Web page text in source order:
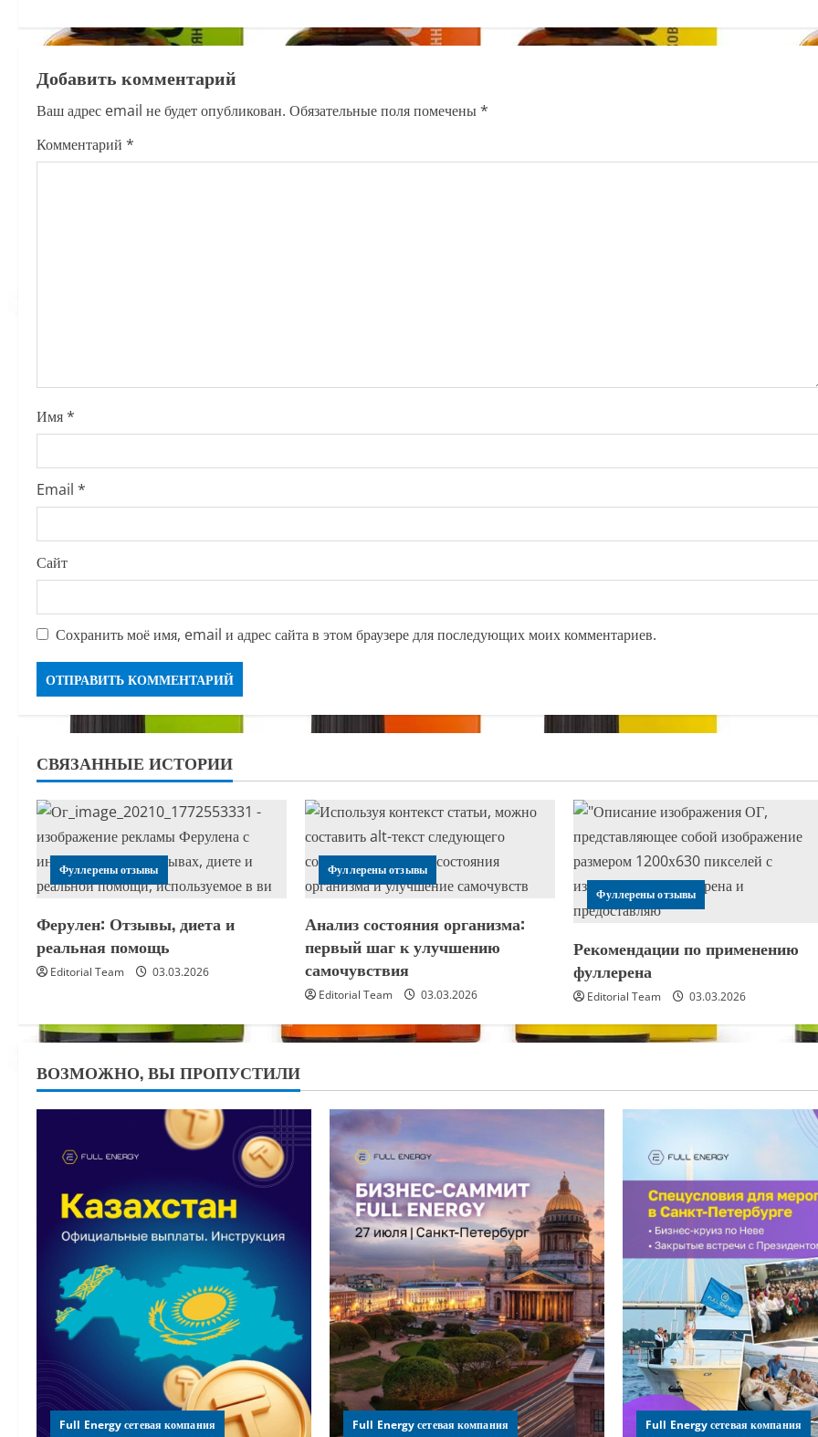
t
n
a
v
o
n
Добавить комментарий
Ваш адрес email не будет опубликован. Обязательные поля помечены*
Комментарий *
Имя*
Email *
Сайт
Сохранить моё имя, email и адрес сайта в этом браузере для последующих моих комментариев.
СВЯЗАННЫЕ ИСТОРИИ
Фуллерены отзывы
Ферулен: Отзывы, диета и
реальная помощь
Editorial Team 03.03.2026
Фуллерены отзывы
Анализ состояния организма:
первый шаг к улучшению
самочувствия
Editorial Team 03.03.2026
Фуллерены отзывы
Рекомендации по применению
фуллерена
Editorial Team 03.03.2026
ВОЗМОЖНО, ВЫ ПРОПУСТИЛИ
Full Energy сетевая компания Full Energy сетевая компания Full Energy сетевая компания